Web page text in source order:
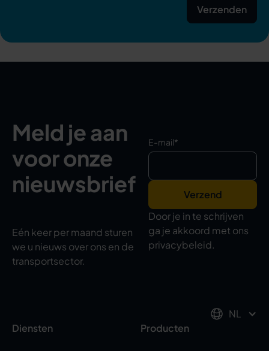
Meld je aan
voor onze
nieuwsbrief
Eén keer per maand sturen
we u nieuws over ons en de
transportsector.
E-mail*
Door je in te schrijven
ga je akkoord met ons
privacybeleid.
NL
Diensten
Producten